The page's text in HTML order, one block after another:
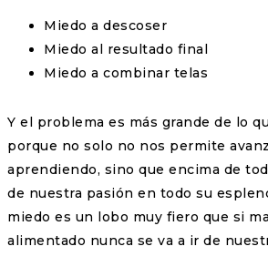
Miedo a descoser
Miedo al resultado final
Miedo a combinar telas
Y el problema es más grande de lo
porque no solo no nos permite
aprendiendo, sino que encima de
de nuestra pasión en todo su
miedo es un lobo muy fiero que si
alimentado nunca se va a ir de